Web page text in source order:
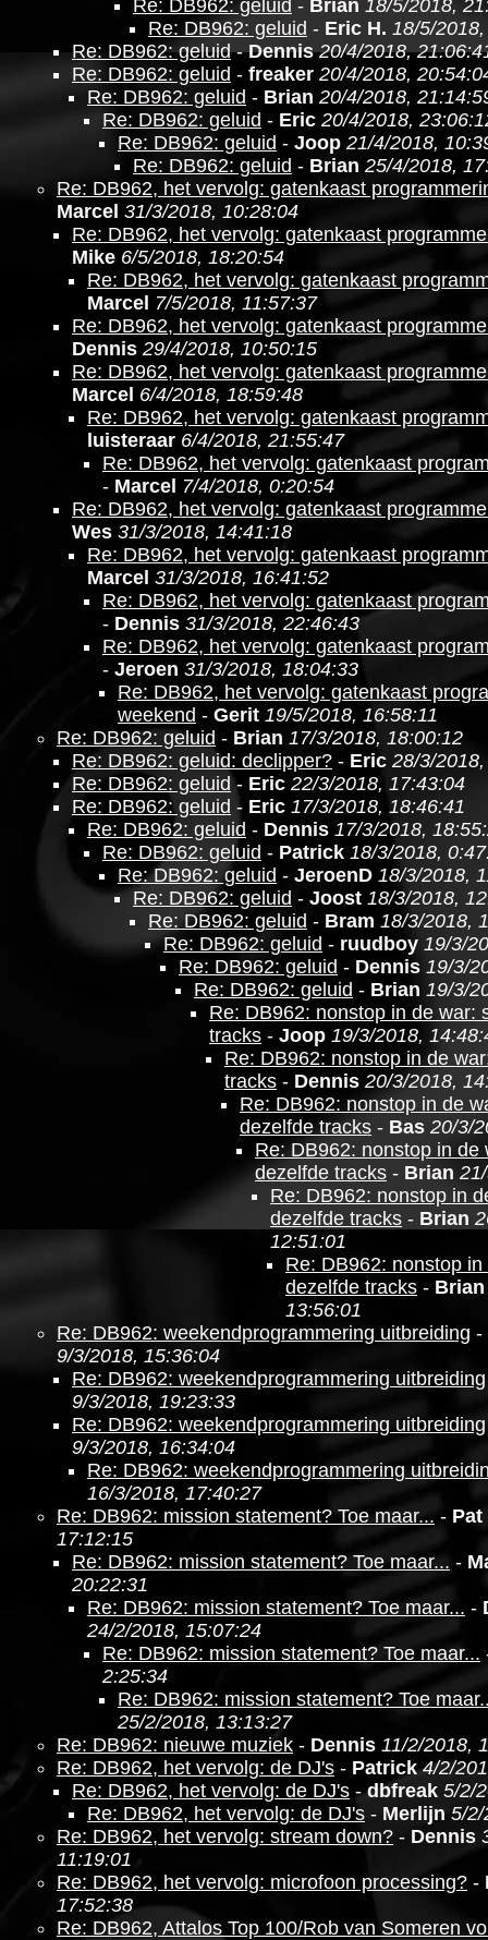
Re: DB962: geluid - Brian 18/5/2018,
Re: DB962: geluid - Eric H. 18/5/
Re: DB962: geluid-Dennis 20/4/2018,
Re: DB962: geluid - freaker 20/4/2018,
Re: DB962: geluid - Brian 20/4/2018,
Re: DB962: geluid - Eric 20/4/2018,
Re: DB962: geluid - Joop 21/4/2018,
Re: DB962: geluid - Brian 25/4/2018,
Re: DB962, het vervolg: gatenkaast
Marcel 31/3/2018, 10:28:04
Re: DB962, het vervolg: gatenkaast
Mike 6/5/2018, 18:20:54
Re: DB962, het vervolg: gatenkaast
Marcel 7/5/2018, 11:57:37
Re: DB962, het vervolg: gatenkaast
Dennis 29/4/2018, 10:50:15
Re: DB962, het vervolg: gatenkaast
Marcel 6/4/2018, 18:59:48
Re: DB962, het vervolg: gatenkaast
luisteraar 6/4/2018, 21:55:47
Re: DB962, het vervolg: gatenkaast
- Marcel 7/4/2018, 0:20:54
Re: DB962, het vervolg: gatenkaast
Wes 31/3/2018, 14:41:18
Re: DB962, het vervolg: gatenkaast
Marcel 31/3/2018, 16:41:52
Re: DB962, het vervolg: gatenkaast
- Dennis 31/3/2018, 22:46:43
Re: DB962, het vervolg: gatenkaast
- Jeroen 31/3/2018, 18:04:33
Re: DB962, het vervolg: gatenkaast
weekend - Gerit 19/5/2018, 16:58:11
Re: DB962: geluid - Brian 17/3/2018, 18:00:12
Re: DB962: geluid: declipper? - Eric 28/3/
Re: DB962: geluid - Eric 22/3/2018, 17:43:04
Re: DB962: geluid - Eric 17/3/2018, 18:46:41
Re: DB962: geluid - Dennis 17/3/2018,
Re: DB962: geluid - Patrick 18/3/2018,
Re: DB962: geluid - JeroenD 18/3/2018,
Re: DB962: geluid - Joost 18/3/2018,
Re: DB962: geluid - Bram 18/3/2018,
Re: DB962: geluid - ruudboy 19/3/
Re: DB962: geluid - Dennis 19/3/
Re: DB962: geluid - Brian 19/3/
Re: DB962: nonstop in de war:
tracks - Joop 19/3/2018,
Re: DB962: nonstop in de
tracks - Dennis 20/3/2018,
Re: DB962: nonstop in de
dezelfde tracks - Bas 20/3/
Re: DB962: nonstop in de
dezelfde tracks - Brian
Re: DB962: nonstop in
dezelfde tracks - Brian
12:51:01
Re: DB962: nonstop
dezelfde tracks - Brian
13:56:01
Re: DB962: weekendprogrammering uitbreiding -
9/3/2018, 15:36:04
Re: DB962: weekendprogrammering uitbreiding
9/3/2018, 19:23:33
Re: DB962: weekendprogrammering uitbreiding
9/3/2018, 16:34:04
Re: DB962: weekendprogrammering
16/3/2018, 17:40:27
Re: DB962: mission statement? Toe maar... - Pat
17:12:15
Re: DB962: mission statement? Toe maar... -
20:22:31
Re: DB962: mission statement? Toe maar... -
24/2/2018, 15:07:24
Re: DB962: mission statement? Toe maar...
2:25:34
Re: DB962: mission statement? Toe
25/2/2018, 13:13:27
Re: DB962: nieuwe muziek - Dennis 11/2/2018,
Re: DB962, het vervolg: de DJ's - Patrick 4/2/
Re: DB962, het vervolg: de DJ's -dbfreak 5/2/
Re: DB962, het vervolg: de DJ's - Merlijn 5/2/
Re: DB962, het vervolg: stream down? - Dennis
11:19:01
Re: DB962, het vervolg: microfoon processing? -
17:52:38
Re: DB962, Attalos Top 100/Rob van Someren